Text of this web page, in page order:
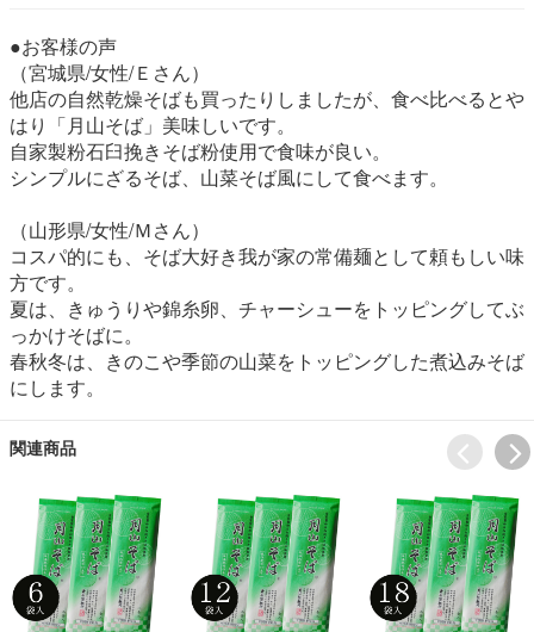
●お客様の声
（宮城県/女性/Ｅさん）
他店の自然乾燥そばも買ったりしましたが、食べ比べるとや
はり「月山そば」美味しいです。
自家製粉石臼挽きそば粉使用で食味が良い。
シンプルにざるそば、山菜そば風にして食べます。
（山形県/女性/Ｍさん）
コスパ的にも、そば大好き我が家の常備麺として頼もしい味
方です。
夏は、きゅうりや錦糸卵、チャーシューをトッピングしてぶ
っかけそばに。
春秋冬は、きのこや季節の山菜をトッピングした煮込みそば
にします。
関連商品